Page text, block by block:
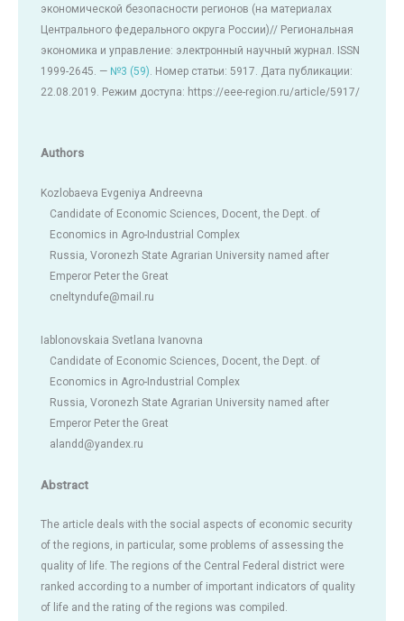
экономической безопасности регионов (на материалах
Центрального федерального округа России)// Региональная
экономика и управление: электронный научный журнал. ISSN
1999-2645. — №3 (59) . Номер статьи: 5917. Дата публикации:
22.08.2019. Режим доступа: https://eee-region.ru/article/5917/
Authors
Kozlobaeva Evgeniya Andreevna
Candidate of Economic Sciences, Docent, the Dept. of
Economics in Agro-Industrial Complex
Russia, Voronezh State Agrarian University named after
Emperor Peter the Great
cneltyndufe@mail.ru
Iablonovskaia Svetlana Ivanovna
Candidate of Economic Sciences, Docent, the Dept. of
Economics in Agro-Industrial Complex
Russia, Voronezh State Agrarian University named after
Emperor Peter the Great
alandd@yandex.ru
Abstract
The article deals with the social aspects of economic security
of the regions, in particular, some problems of assessing the
quality of life. The regions of the Central Federal district were
ranked according to a number of important indicators of quality
of life and the rating of the regions was compiled.